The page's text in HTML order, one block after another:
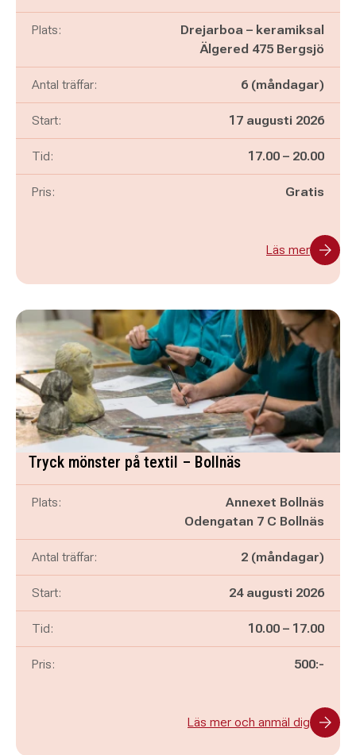
Plats:
Drejarboa – keramiksal
Älgered 475 Bergsjö
Antal träffar: 6 (måndagar)
Start: 17 augusti 2026
Tid: Pågår mellan
17.00 – och
20.00
Pris: Gratis
Läs mer
Tryck mönster på textil – Bollnäs
Plats:
Annexet Bollnäs
Odengatan 7 C Bollnäs
Antal träffar: 2 (måndagar)
Start: 24 augusti 2026
Tid: Pågår mellan
10.00 – och
17.00
Pris: 500:-
Läs mer och anmäl dig